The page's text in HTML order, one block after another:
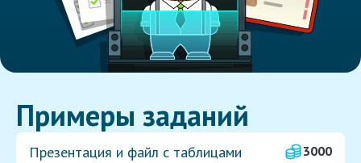
Примеры заданий
Презентация и файл с таблицами
3000